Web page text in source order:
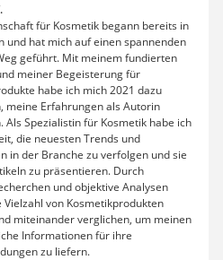
für Kosmetik begann bereits in
und hat mich auf einen spannenden
geführt. Mit meinem fundierten
meiner Begeisterung für
habe ich mich 2021 dazu
meine Erfahrungen als Autorin
Als Spezialistin für Kosmetik habe ich
die neuesten Trends und
in der Branche zu verfolgen und sie
zu präsentieren. Durch
und objektive Analysen
Vielzahl von Kosmetikprodukten
miteinander verglichen, um meinen
Informationen für ihre
zu liefern.